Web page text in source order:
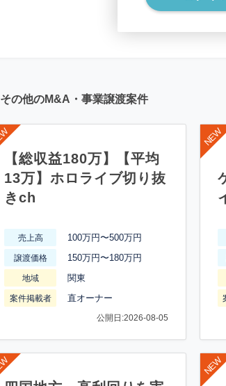
その他のM&A・事業譲渡案件
【総収益180万】【平均
13万】ホロライブ切り抜
きch
売上高 100万円〜500万円
譲渡価格 150万円〜180万円
地域 関東
案件掲載者 直オーナー
公開日:2026-08-05